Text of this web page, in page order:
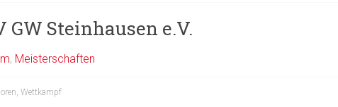
Steinhausen e.V.
, Meisterschaften
, Wettkampf